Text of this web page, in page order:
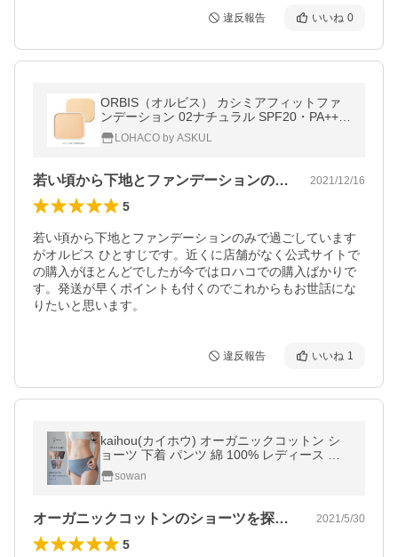
違反報告 いいね 0
ORBIS（オルビス） カシミアフィットファ
ンデーション 02ナチュラル SPF20・PA++
リフィル（専用パフ付）
LOHACO by ASKUL
若い頃から下地とファンデーションのみで… 2021/12/16
5
若い頃から下地とファンデーションのみで過ごしています
がオルビス ひとすじです。近くに店舗がなく公式サイトで
の購入がほとんどでしたが今ではロハコでの購入ばかりで
す。発送が早くポイントも付くのでこれからもお世話にな
りたいと思います。
違反報告 いいね 1
kaihou(カイホウ) オーガニックコットン シ
ョーツ 下着 パンツ 綿 100% レディース 女
性 日本製 深履き アトピー 敏感肌 妊活 大き
いサイズ かわいい
sowan
オーガニックコットンのショーツを探して… 2021/5/30
5